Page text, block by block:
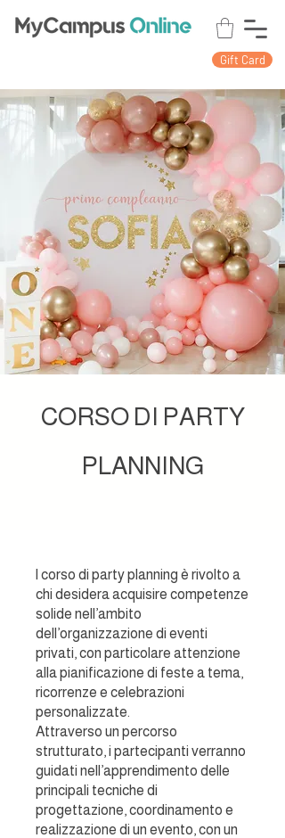
Gift Card
CORSO DI PARTY
PLANNING
l corso di party planning è rivolto a
chi desidera acquisire competenze
solide nell’ambito
dell’organizzazione di eventi
privati, con particolare attenzione
alla pianificazione di feste a tema,
ricorrenze e celebrazioni
personalizzate.
Attraverso un percorso
strutturato, i partecipanti verranno
guidati nell’apprendimento delle
principali tecniche di
progettazione, coordinamento e
realizzazione di un evento, con un